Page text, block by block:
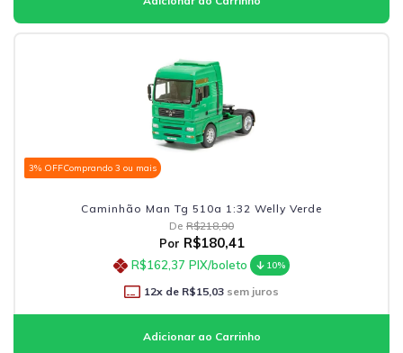
3% OFFComprando 3 ou mais
Caminhão Man Tg 510a 1:32 Welly Verde
De R$218,90
Por R$180,41
R$162,37 PIX/boleto 10%
12x de R$15,03 sem juros